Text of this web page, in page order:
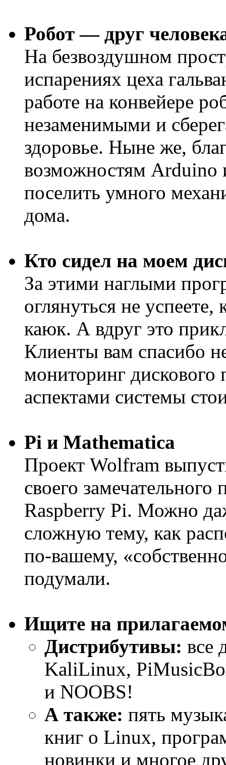
Робот — друг
На безвоздушном
испарениях цеха
работе на конвейере
незаменимыми и
здоровье. Ныне же,
возможностям Arduino
поселить умного
дома.
Кто сидел на моем
За этими наглыми
оглянуться не
каюк. А вдруг это
Клиенты вам спасибо
мониторинг дискового
аспектами системы
Pi и Mathematica
Проект Wolfram
своего
Raspberry Pi. Можно
сложную тему, как
по-вашему,
подумали.
Ищите на
Дистрибутивы: все
KaliLinux,
и NOOBS!
А также: пять
книг о Linux,
новинки и многое